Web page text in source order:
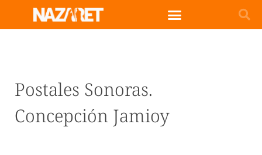
Postales Sonoras.
Concepción Jamioy